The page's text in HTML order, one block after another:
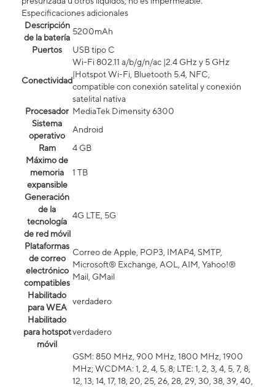
Especificaciones adicionales
Descripción
de la batería
5200mAh
Puertos
USB tipo C
Conectividad
Wi-Fi 802.11 a/b/g/n/ac |2.4 GHz y 5 GHz
|Hotspot Wi-Fi, Bluetooth 5.4, NFC,
compatible con conexión satelital y conexión
satelital nativa
Procesador MediaTek Dimensity 6300
Sistema
operativo
Android
Ram
4 GB
Máximo de
memoria
expansible
1 TB
Generación
de la
tecnología
de red móvil
4G LTE, 5G
Plataformas
de correo
electrónico
compatibles
Correo de Apple, POP3, IMAP4, SMTP,
Microsoft® Exchange, AOL, AIM, Yahoo!®
Mail, GMail
Habilitado
para WEA
verdadero
Habilitado
para hotspot
móvil
verdadero
GSM: 850 MHz, 900 MHz, 1800 MHz, 1900
MHz; WCDMA: 1, 2, 4, 5, 8; LTE: 1, 2, 3, 4, 5, 7, 8,
12, 13, 14, 17, 18, 20, 25, 26, 28, 29, 30, 38, 39, 40,